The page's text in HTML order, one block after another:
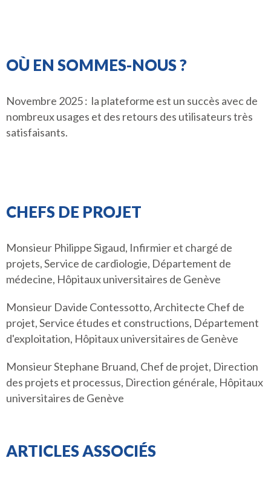
OÙ EN SOMMES-NOUS ?
Novembre 2025 : la plateforme est un succès avec de
nombreux usages et des retours des utilisateurs très
satisfaisants.
CHEFS DE PROJET
Monsieur Philippe Sigaud, Infirmier et chargé de
projets, Service de cardiologie, Département de
médecine, Hôpitaux universitaires de Genève
Monsieur Davide Contessotto, Architecte Chef de
projet, Service études et constructions, Département
d'exploitation, Hôpitaux universitaires de Genève
Monsieur Stephane Bruand, Chef de projet, Direction
des projets et processus, Direction générale, Hôpitaux
universitaires de Genève
ARTICLES ASSOCIÉS